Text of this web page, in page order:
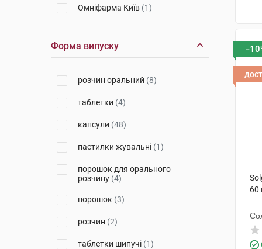
Омніфарма Київ (1)
ХС Кловер(1)
Вітаміни(1)
Сантамед ЛТ
Честер Медікал Солюшнс
Віола(1)
Нутрімед(3)
Форма випуску
розчин оральний (8)
таблетки (4)
капсули (48)
пастилки жувальні (1)
порошок для орального
розчину (4)
порошок (3)
розчин (2)
таблетки шипучі (1)
60